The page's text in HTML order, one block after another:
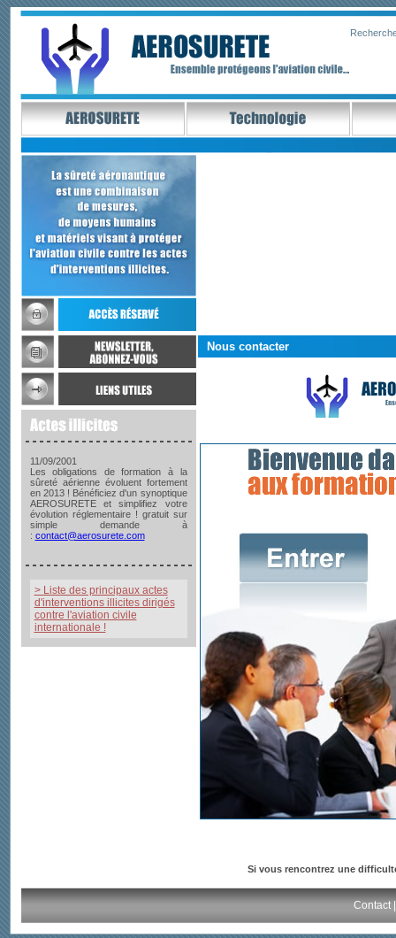
11/09/2001
Les obligations de formation à la
sûreté aérienne évoluent fortement
en 2013 ! Bénéficiez d'un synoptique
AEROSURETE et simplifiez votre
évolution réglementaire ! gratuit sur
simple demande à
: contact@aerosurete.com
> Liste des principaux actes
d'interventions illicites dirigés
contre l'aviation civile
internationale !
Nous contacter
Si vous rencontrez une
Contact